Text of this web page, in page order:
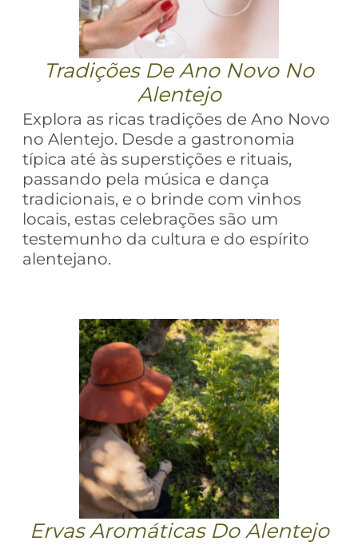
Tradições De Ano Novo No
Alentejo
Explora as ricas tradições de Ano Novo
no Alentejo. Desde a gastronomia
típica até às superstições e rituais,
passando pela música e dança
tradicionais, e o brinde com vinhos
locais, estas celebrações são um
testemunho da cultura e do espírito
alentejano.
Ervas Aromáticas Do Alentejo